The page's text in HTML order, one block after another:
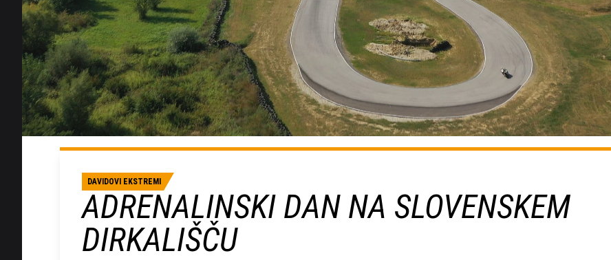
DAVIDOVI EKSTREMI
ADRENALINSKI DAN NA SLOVENSKEM
DIRKALIŠČU